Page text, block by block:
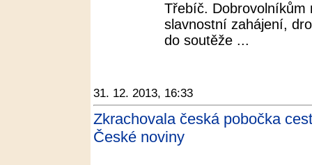
Třebíč. Dobrovolníkům
slavnostní zahájení,
do soutěže ...
31. 12. 2013, 16:33
Zkrachovala česká pobočka
České noviny